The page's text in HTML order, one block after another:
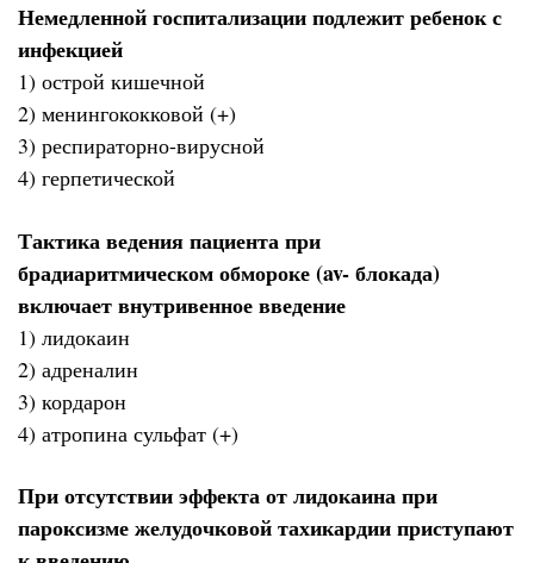
Немедленной госпитализации подлежит ребенок с
инфекцией
1) острой кишечной
2) менингококковой (+)
3) респираторно-вирусной
4) герпетической
Тактика ведения пациента при
брадиаритмическом обмороке (av- блокада)
включает внутривенное введение
1) лидокаин
2) адреналин
3) кордарон
4) атропина сульфат (+)
При отсутствии эффекта от лидокаина при
пароксизме желудочковой тахикардии приступают